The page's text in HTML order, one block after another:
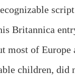
Britannica
of
children, did